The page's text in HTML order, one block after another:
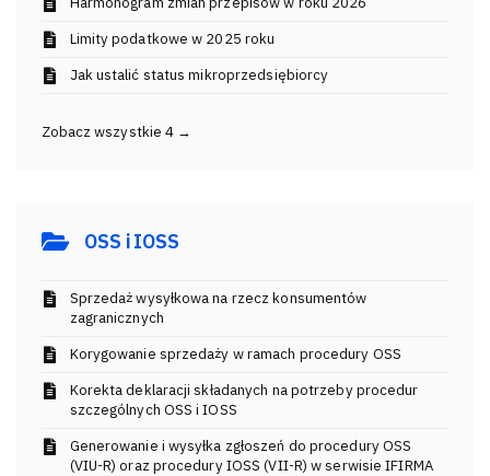
Limity podatkowe w 2025 roku
Jak ustalić status mikroprzedsiębiorcy
Zobacz wszystkie 4 →
OSS i IOSS
Sprzedaż wysyłkowa na rzecz konsumentów
zagranicznych
Korygowanie sprzedaży w ramach procedury OSS
Korekta deklaracji składanych na potrzeby procedur
szczególnych OSS i IOSS
Generowanie i wysyłka zgłoszeń do procedury OSS
(VIU-R) oraz procedury IOSS (VII-R) w serwisie IFIRMA